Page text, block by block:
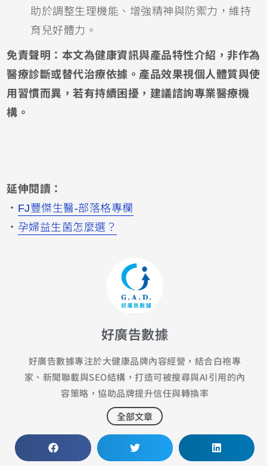
助於調整生理機能、增強精神與防禦力，維持
育兒好體力。
免責聲明：本文為健康資訊與產品特性介紹，非作為
醫療診斷或替代治療依據。產品效果視個人體質與使
用習慣而異，若有持續困擾，建議諮詢專業醫療機
構。
延伸閱讀：
． FJ豐傑生醫-部落格專欄
． 孕婦益生菌怎麼選？
好廣告數據
好廣告數據專注於大健康品牌內容經營，結合白袍專
家、新聞聯載與SEO結構，打造可被搜尋與AI引用的內
容策略，協助品牌提升信任與轉換率
全部文章